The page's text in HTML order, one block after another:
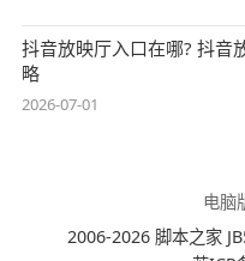
抖音放映厅入口在哪? 抖音
略
2026-07-01
电脑
2006-2026 脚本之家